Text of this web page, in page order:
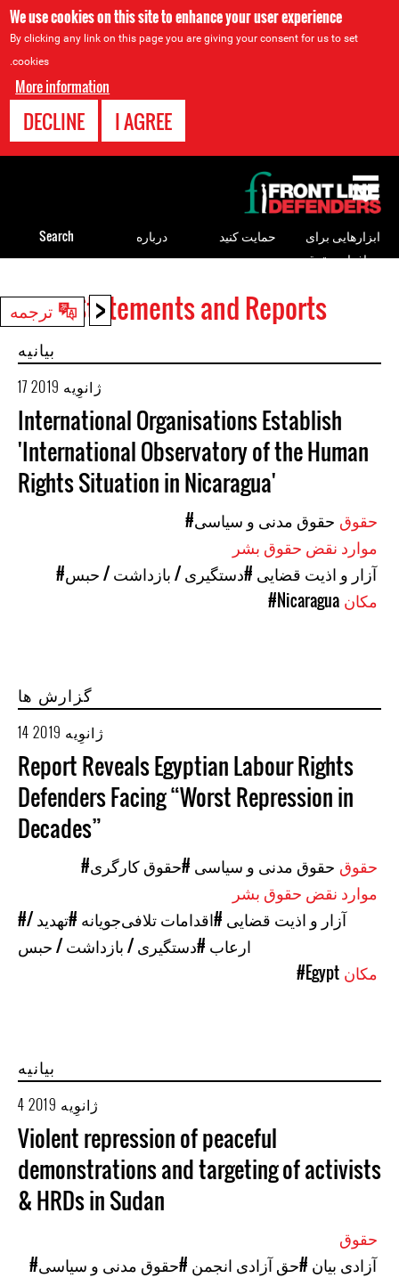
We use cookies on this site to enhance your user experience
By clicking any link on this page you are giving your consent for us to set
cookies.
More information
I AGREE
DECLINE
< ترجمه Statements and Reports
بیانیه
17 ژانوِیه 2019
International Organisations Establish
'International Observatory of the Human
Rights Situation in Nicaragua'
#حقوق مدنی و سیاسی
#آزار و اذیت قضایی #دستگیری / بازداشت / حبس
#Nicaragua
گزارش ها
14 ژانوِیه 2019
Report Reveals Egyptian Labour Rights
Defenders Facing “Worst Repression in
Decades”
#حقوق مدنی و سیاسی #حقوق کارگری
#آزار و اذیت قضایی #اقدامات تلافی‌جویانه #تهدید /
ارعاب #دستگیری / بازداشت / حبس
#Egypt
بیانیه
4 ژانوِیه 2019
Violent repression of peaceful
demonstrations and targeting of activists
& HRDs in Sudan
#آزادی بیان #حق آزادی انجمن #حقوق مدنی و سیاسی
to
top
ابزارهایی برای
مدافعان حقوق
حمایت کنید درباره Search